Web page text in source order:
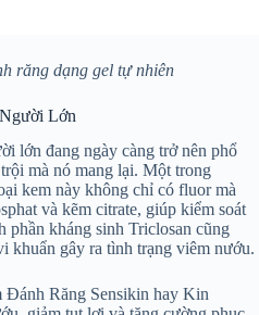
răng dạng gel tự nhiên
Lớn
lớn đang ngày càng trở nên phổ
mà nó mang lại. Một trong
kem này không chỉ có fluor mà
và kẽm citrate, giúp kiểm soát
phần kháng sinh Triclosan cũng
khuẩn gây ra tình trạng viêm nướu.
Đánh Răng Sensikin hay Kin